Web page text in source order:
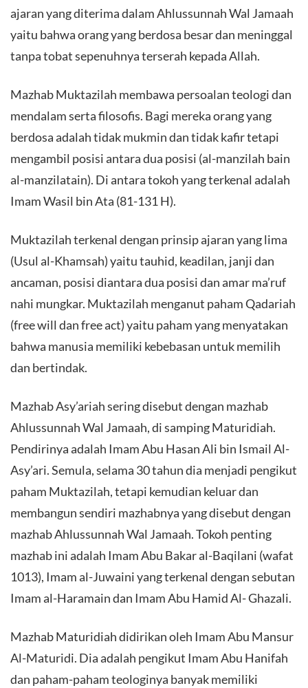
ajaran yang diterima dalam Ahlussunnah Wal Jamaah
yaitu bahwa orang yang berdosa besar dan meninggal
tanpa tobat sepenuhnya terserah kepada Allah.
Mazhab Muktazilah membawa persoalan teologi dan
mendalam serta filosofis. Bagi mereka orang yang
berdosa adalah tidak mukmin dan tidak kafir tetapi
mengambil posisi antara dua posisi (al-manzilah bain
al-manzilatain). Di antara tokoh yang terkenal adalah
Imam Wasil bin Ata (81-131 H).
Muktazilah terkenal dengan prinsip ajaran yang lima
(Usul al-Khamsah) yaitu tauhid, keadilan, janji dan
ancaman, posisi diantara dua posisi dan amar ma’ruf
nahi mungkar. Muktazilah menganut paham Qadariah
(free will dan free act) yaitu paham yang menyatakan
bahwa manusia memiliki kebebasan untuk memilih
dan bertindak.
Mazhab Asy’ariah sering disebut dengan mazhab
Ahlussunnah Wal Jamaah, di samping Maturidiah.
Pendirinya adalah Imam Abu Hasan Ali bin Ismail Al-
Asy’ari. Semula, selama 30 tahun dia menjadi pengikut
paham Muktazilah, tetapi kemudian keluar dan
membangun sendiri mazhabnya yang disebut dengan
mazhab Ahlussunnah Wal Jamaah. Tokoh penting
mazhab ini adalah Imam Abu Bakar al-Baqilani (wafat
1013), Imam al-Juwaini yang terkenal dengan sebutan
Imam al-Haramain dan Imam Abu Hamid Al- Ghazali.
Mazhab Maturidiah didirikan oleh Imam Abu Mansur
Al-Maturidi. Dia adalah pengikut Imam Abu Hanifah
dan paham-paham teologinya banyak memiliki